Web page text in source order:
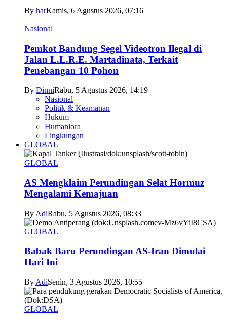
By harKamis, 6 Agustus 2026, 07:16
Nasional
Pemkot Bandung Segel Videotron Ilegal di
Jalan L.L.R.E. Martadinata, Terkait
Penebangan 10 Pohon
By DinniRabu, 5 Agustus 2026, 14:19
Nasional
Politik & Keamanan
Hukum
Humaniora
Lingkungan
GLOBAL
GLOBAL
AS Mengklaim Perundingan Selat Hormuz
Mengalami Kemajuan
By AdiRabu, 5 Agustus 2026, 08:33
GLOBAL
Babak Baru Perundingan AS-Iran Dimulai
Hari Ini
By AdiSenin, 3 Agustus 2026, 10:55
GLOBAL